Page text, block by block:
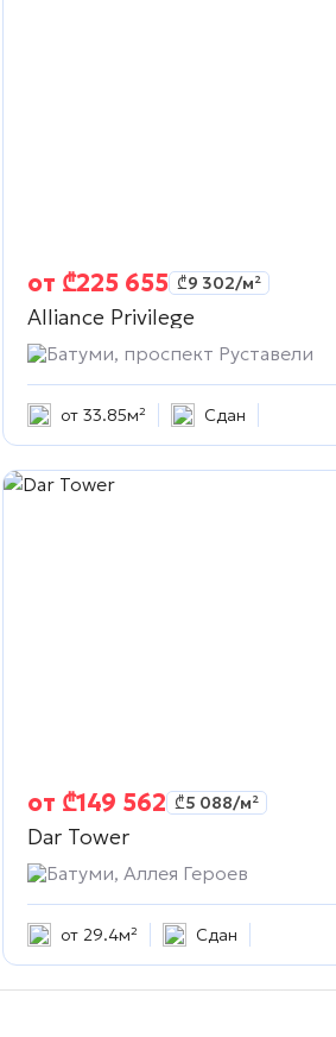
от ₾225 655 ₾9 302/м²
Alliance Privilege
Батуми, проспект Руставели
от 33.85м² Сдан
от ₾149 562 ₾5 088/м²
Dar Tower
Батуми, Аллея Героев
от 29.4м² Сдан